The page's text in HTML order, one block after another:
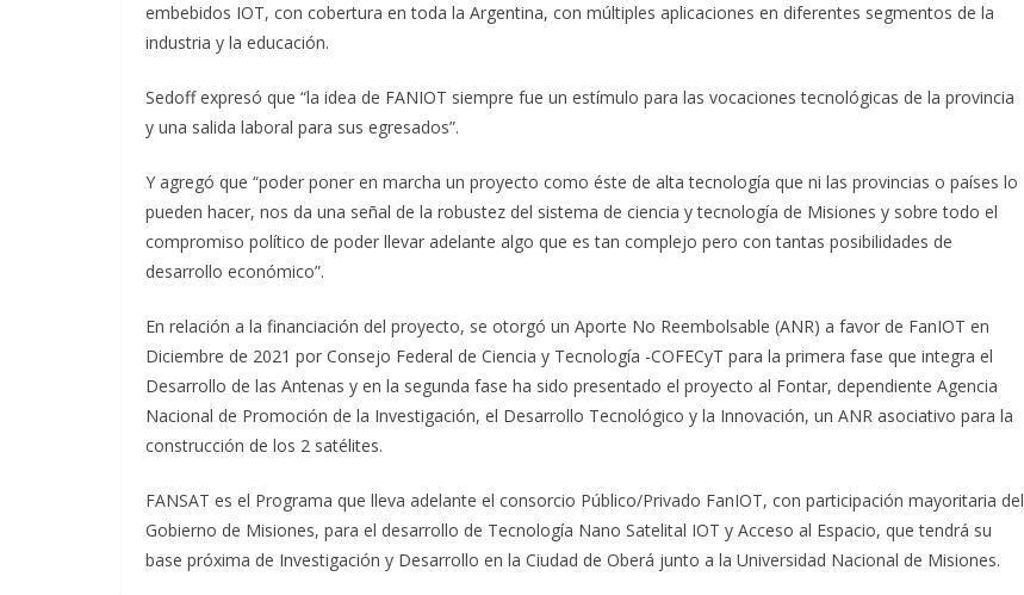
embebidos IOT, con cobertura en toda la Argentina, con múltiples aplicaciones en diferentes segmentos de la
industria y la educación.
Sedoff expresó que “la idea de FANIOT siempre fue un estímulo para las vocaciones tecnológicas de la provincia
y una salida laboral para sus egresados”.
Y agregó que “poder poner en marcha un proyecto como éste de alta tecnología que ni las provincias o países lo
pueden hacer, nos da una señal de la robustez del sistema de ciencia y tecnología de Misiones y sobre todo el
compromiso político de poder llevar adelante algo que es tan complejo pero con tantas posibilidades de
desarrollo económico”.
En relación a la financiación del proyecto, se otorgó un Aporte No Reembolsable (ANR) a favor de FanIOT en
Diciembre de 2021 por Consejo Federal de Ciencia y Tecnología -COFECyT para la primera fase que integra el
Desarrollo de las Antenas y en la segunda fase ha sido presentado el proyecto al Fontar, dependiente Agencia
Nacional de Promoción de la Investigación, el Desarrollo Tecnológico y la Innovación, un ANR asociativo para la
construcción de los 2 satélites.
FANSAT es el Programa que lleva adelante el consorcio Público/Privado FanIOT, con participación mayoritaria del
Gobierno de Misiones, para el desarrollo de Tecnología Nano Satelital IOT y Acceso al Espacio, que tendrá su
base próxima de Investigación y Desarrollo en la Ciudad de Oberá junto a la Universidad Nacional de Misiones.